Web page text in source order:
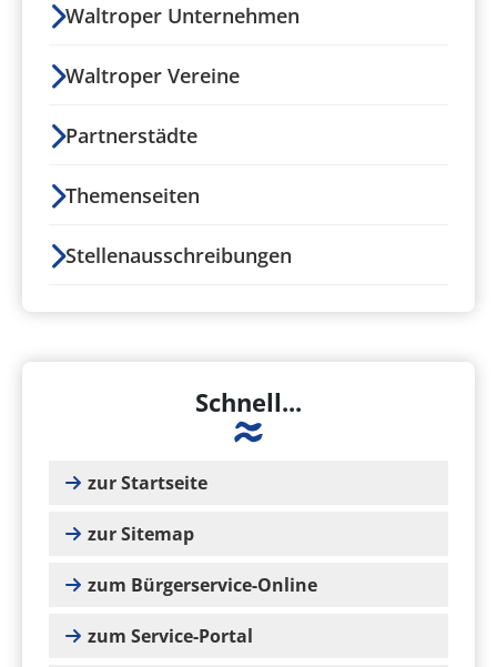
Waltroper Unternehmen
Waltroper Vereine
Partnerstädte
Themenseiten
Stellenausschreibungen
Schnell...
zur Startseite
zur Sitemap
zum Bürgerservice-Online
zum Service-Portal